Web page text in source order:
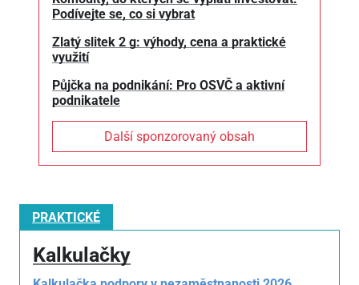
Podívejte se, co si vybrat
Zlatý slitek 2 g: výhody, cena a praktické
využití
Půjčka na podnikání: Pro OSVČ a aktivní
podnikatele
Další sponzorovaný obsah
PRAKTICKÉ
Kalkulačky